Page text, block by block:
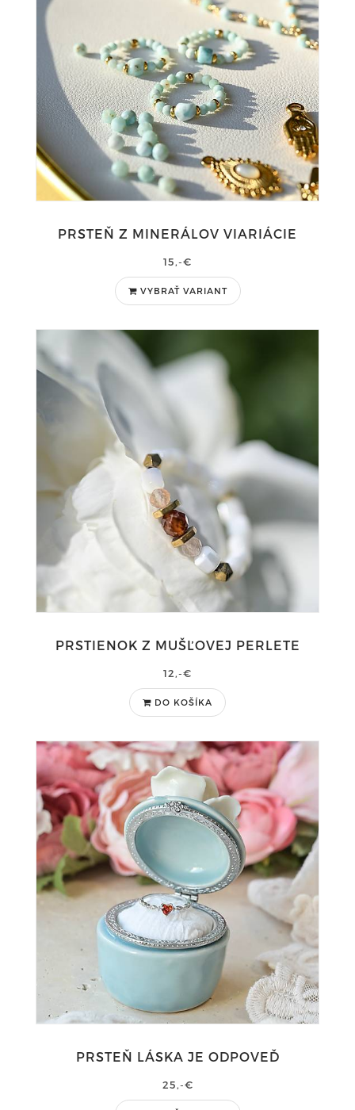
PRSTEŇ Z MINERÁLOV VIARIÁCIE
15,-€
VYBRAŤ VARIANT
PRSTIENOK Z MUŠĽOVEJ PERLETE
12,-€
DO KOŠÍKA
PRSTEŇ LÁSKA JE ODPOVEĎ
25,-€